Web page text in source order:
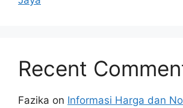
Recent
Fazika on Informasi Harga dan